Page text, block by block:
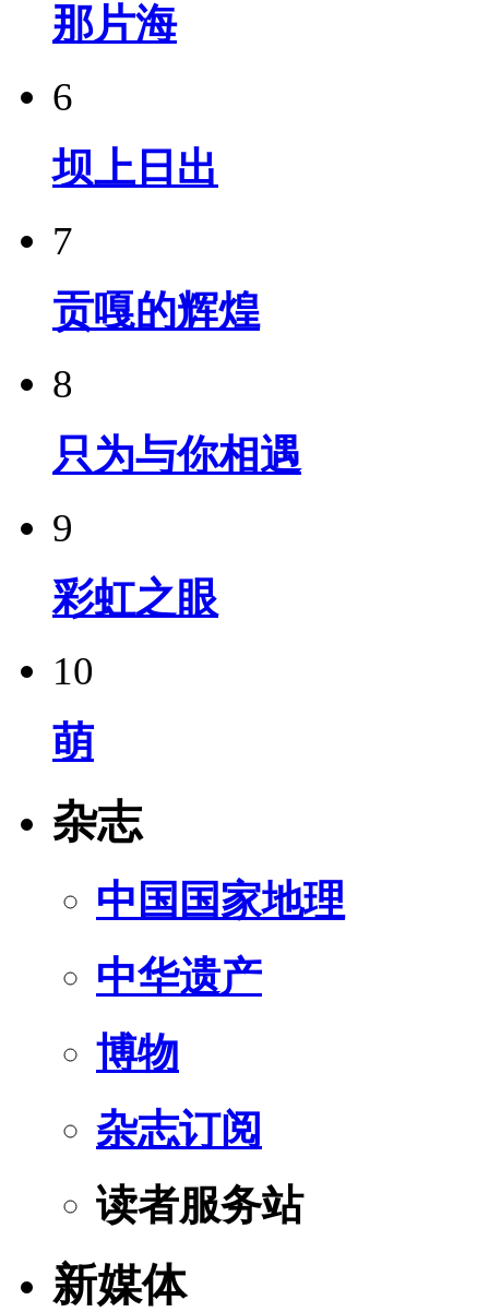
那片海
6
坝上日出
7
贡嘎的辉煌
8
只为与你相遇
9
彩虹之眼
10
萌
杂志
中国国家地理
中华遗产
博物
杂志订阅
读者服务站
新媒体